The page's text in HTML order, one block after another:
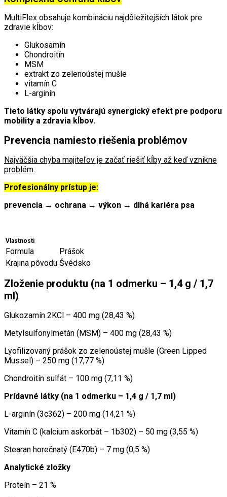
MultiFlex obsahuje kombináciu najdôležitejších látok pre
zdravie kĺbov:
Glukosamín
Chondroitín
MSM
extrakt zo zelenoústej mušle
vitamín C
L-arginín
Tieto látky spolu vytvárajú synergický efekt pre podporu
mobility a zdravia kĺbov.
Prevencia namiesto riešenia problémov
Najväčšia chyba majiteľov je začať riešiť kĺby až keď vznikne
problém.
Profesionálny prístup je:
prevencia → ochrana → výkon → dlhá kariéra psa
Vlastnosti
Formula
Prášok
Krajina pôvodu Švédsko
Zloženie produktu (na 1 odmerku – 1,4 g / 1,7
ml)
Glukozamín 2KCl – 400 mg (28,43 %)
Metylsulfonylmetán (MSM) – 400 mg (28,43 %)
Lyofilizovaný prášok zo zelenoústej mušle (Green Lipped
Mussel) – 250 mg (17,77 %)
Chondroitín sulfát – 100 mg (7,11 %)
Prídavné látky (na 1 odmerku – 1,4 g / 1,7 ml)
L-arginín (3c362) – 200 mg (14,21 %)
Vitamín C (kalcium askorbát – 1b302) – 50 mg (3,55 %)
Stearan horečnatý (E470b) – 7 mg (0,5 %)
Analytické zložky
Proteín – 21 %